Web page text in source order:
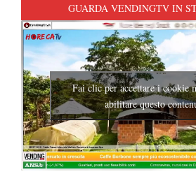
GUARDA VENDINGTV IN
Fai clic per accettare i cookie
abilitare questo